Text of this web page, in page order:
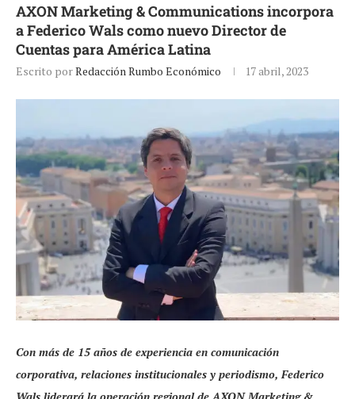
AXON Marketing & Communications incorpora
a Federico Wals como nuevo Director de
Cuentas para América Latina
Escrito porRedacción Rumbo Económico 17 abril, 2023
Con más de 15 años de experiencia en comunicación
corporativa, relaciones institucionales y periodismo, Federico